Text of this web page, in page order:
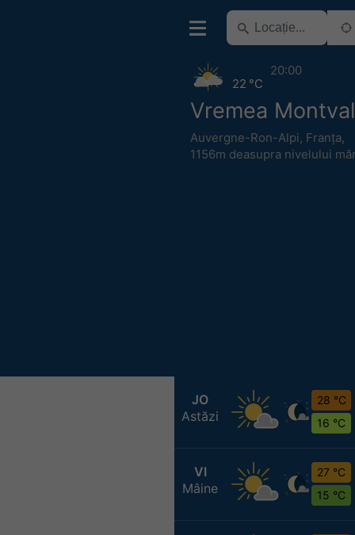
Vremea
Auvergne-Ron-Alpi, Franța,
1156m deasupra nivelului
22 °C
20:00
JO
Astăzi
28 °C
16 °C
VI
Mâine
27 °C
15 °C